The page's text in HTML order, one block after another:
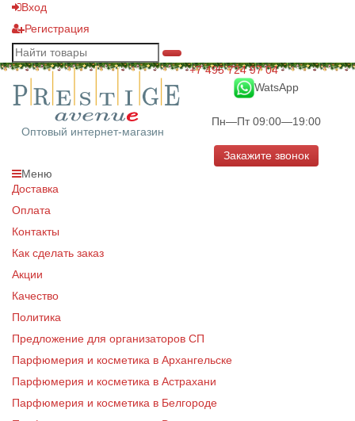
Вход
Регистрация
Оптовый интернет-магазин
+7 495 724 97 04
WatsApp
Пн—Пт 09:00—19:00
Закажите звонок
Меню
Доставка
Оплата
Контакты
Как сделать заказ
Акции
Качество
Политика
Предложение для организаторов СП
Парфюмерия и косметика в Архангельске
Парфюмерия и косметика в Астрахани
Парфюмерия и косметика в Белгороде